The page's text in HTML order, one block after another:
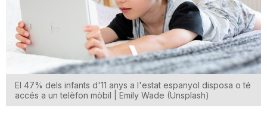
El 47% dels infants d'11 anys a l'estat espanyol disposa o té
accés a un telèfon mòbil | Emily Wade (Unsplash)